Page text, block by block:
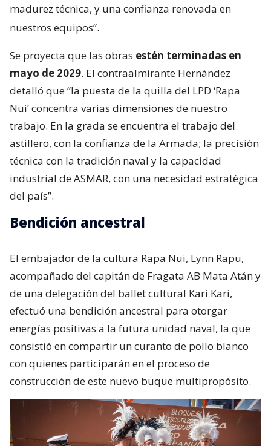
madurez técnica, y una confianza renovada en
nuestros equipos”.
Se proyecta que las obras estén terminadas en
mayo de 2029. El contraalmirante Hernández
detalló que “la puesta de la quilla del LPD ‘Rapa
Nui’ concentra varias dimensiones de nuestro
trabajo. En la grada se encuentra el trabajo del
astillero, con la confianza de la Armada; la precisión
técnica con la tradición naval y la capacidad
industrial de ASMAR, con una necesidad estratégica
del país”.
Bendición ancestral
El embajador de la cultura Rapa Nui, Lynn Rapu,
acompañado del capitán de Fragata AB Mata Atán y
de una delegación del ballet cultural Kari Kari,
efectuó una bendición ancestral para otorgar
energías positivas a la futura unidad naval, la que
consistió en compartir un curanto de pollo blanco
con quienes participarán en el proceso de
construcción de este nuevo buque multipropósito.